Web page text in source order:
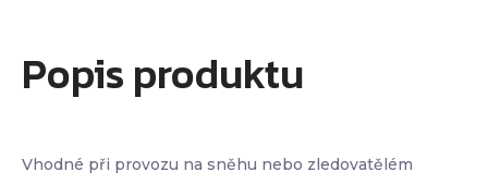
Popis produktu
Vhodné při provozu na sněhu nebo zledovatělém